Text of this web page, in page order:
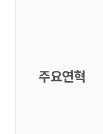
주요연혁